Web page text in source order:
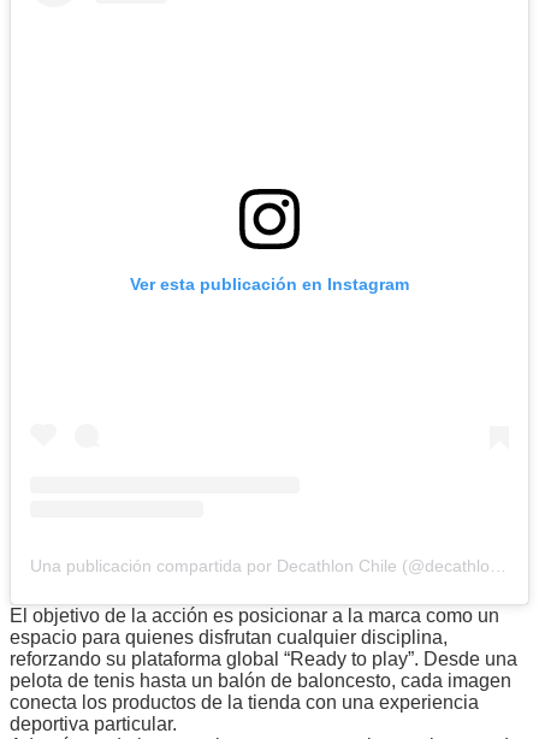
Ver esta publicación en Instagram
Una publicación compartida por Decathlon Chile (@decathlon_chile)
El objetivo de la acción es posicionar a la marca como un
espacio para quienes disfrutan cualquier disciplina,
reforzando su plataforma global “Ready to play”. Desde una
pelota de tenis hasta un balón de baloncesto, cada imagen
conecta los productos de la tienda con una experiencia
deportiva particular.